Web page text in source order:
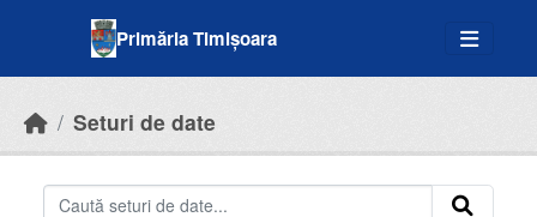
Primăria Timișoara
Seturi de date